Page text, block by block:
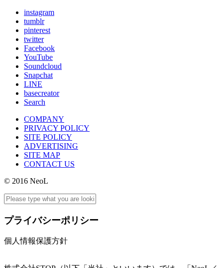
instagram
tumblr
pinterest
twitter
Facebook
YouTube
Soundcloud
Snapchat
LINE
basecreator
Search
COMPANY
PRIVACY POLICY
SITE POLICY
ADVERTISING
SITE MAP
CONTACT US
© 2016 NeoL
プライバシーポリシー
個人情報保護方針